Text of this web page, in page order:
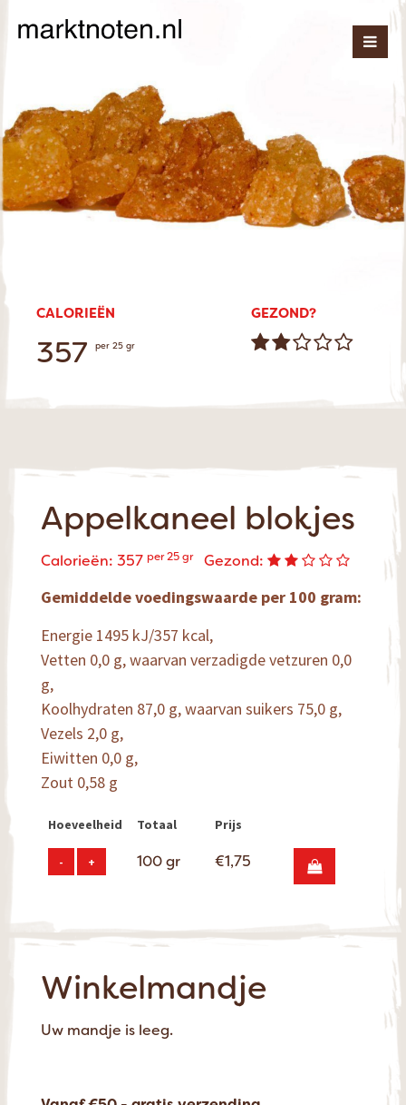
CALORIEËN
357 per 25 gr
GEZOND?
Appelkaneel blokjes
Calorieën: 357 per 25 grGezond:
Gemiddelde voedingswaarde per 100 gram:
Energie 1495 kJ/357 kcal,
Vetten 0,0 g, waarvan verzadigde vetzuren 0,0
g,
Koolhydraten 87,0 g, waarvan suikers 75,0 g,
Vezels 2,0 g,
Eiwitten 0,0 g,
Zout 0,58 g
Hoeveelheid Totaal Prijs
- + 100gr €1,75
Winkelmandje
Uw mandje is leeg.